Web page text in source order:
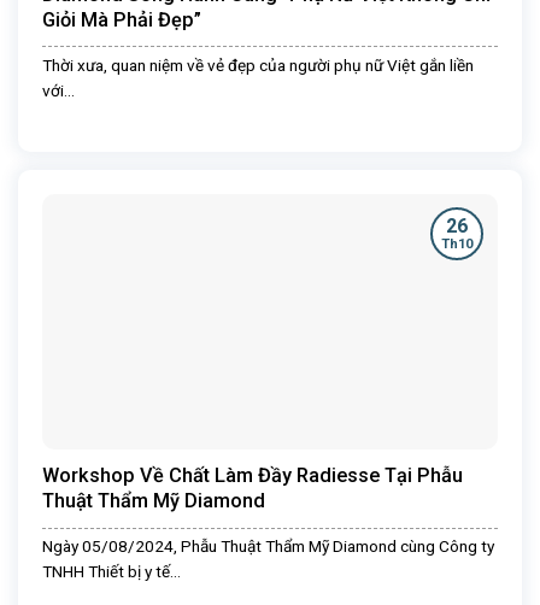
Giỏi Mà Phải Đẹp”
Thời xưa, quan niệm về vẻ đẹp của người phụ nữ Việt gắn liền
với...
Workshop Về Chất Làm Đầy Radiesse Tại Phẫu
Thuật Thẩm Mỹ Diamond
Ngày 05/08/2024, Phẫu Thuật Thẩm Mỹ Diamond cùng Công ty
TNHH Thiết bị y tế...
26
Th10